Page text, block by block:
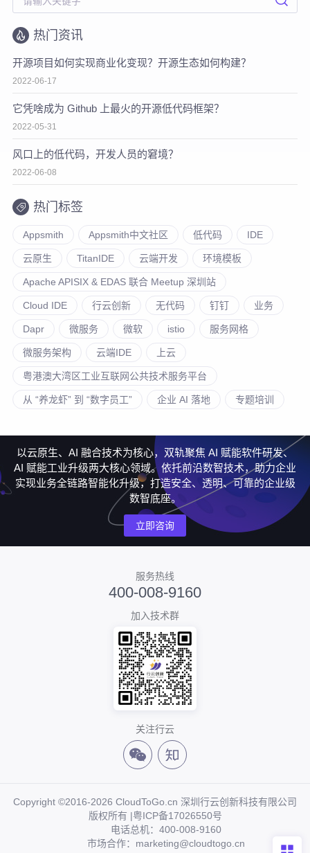
热门资讯
开源项目如何实现商业化变现？开源生态如何构建？
2022-06-17
它凭啥成为 Github 上最火的开源低代码框架？
2022-05-31
风口上的低代码，开发人员的窘境？
2022-06-08
热门标签
Appsmith Appsmith中文社区 低代码 IDE
云原生 TitanIDE 云端开发 环境模板
Apache APISIX & EDAS 联合 Meetup 深圳站
Cloud IDE 行云创新 无代码 钉钉 业务
Dapr 微服务 微软 istio 服务网格
微服务架构 云端IDE 上云
粤港澳大湾区工业互联网公共技术服务平台
从 “养龙虾” 到 “数字员工” 企业 AI 落地 专题培训
以云原生、AI 融合技术为核心，双轨聚焦 AI 赋能软件研发、
AI 赋能工业升级两大核心领域。依托前沿数智技术，助力企业
实现业务全链路智能化升级，打造安全、透明、可靠的企业级
数智底座。
立即咨询
服务热线
400-008-9160
加入技术群
关注行云
Copyright ©2016-2026 CloudToGo.cn 深圳行云创新科技有限公司
版权所有 |粤ICP备17026550号
电话总机：400-008-9160
市场合作：marketing@cloudtogo.cn